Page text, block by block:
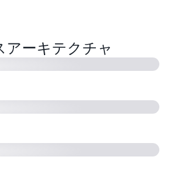
アーキテクチャ
アデータから知見を引き出し、医
のデータレイクと機械学習を使用し